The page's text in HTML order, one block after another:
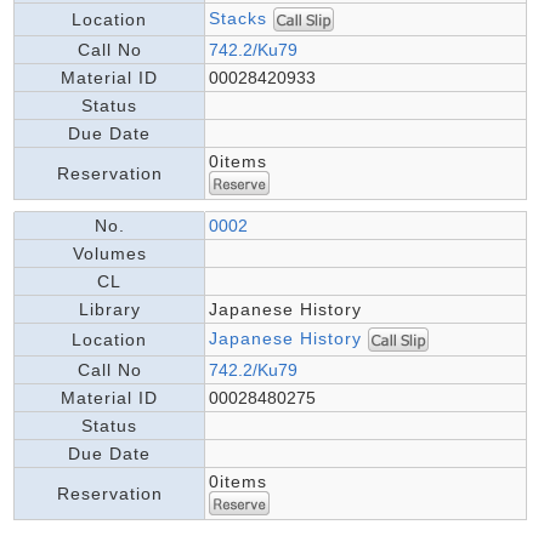
Location
Stacks
Call No
742.2/Ku79
Material ID
00028420933
Status
Due Date
Reservation
0items
No.
0002
Volumes
CL
Library
Japanese History
Location
Japanese History
Call No
742.2/Ku79
Material ID
00028480275
Status
Due Date
Reservation
0items